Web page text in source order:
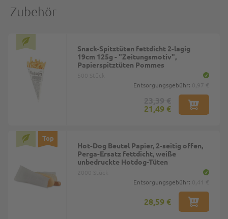
Zubehör
Snack-Spitztüten fettdicht 2-lagig
19cm 125g - "Zeitungsmotiv",
Papierspitztüten Pommes
Entsorgungsgebühr:
21,49 €
Top
Hot-Dog Beutel Papier, 2-seitig offen,
Perga-Ersatz fettdicht, weiße
unbedruckte Hotdog-Tüten
Entsorgungsgebühr:
28,59 €